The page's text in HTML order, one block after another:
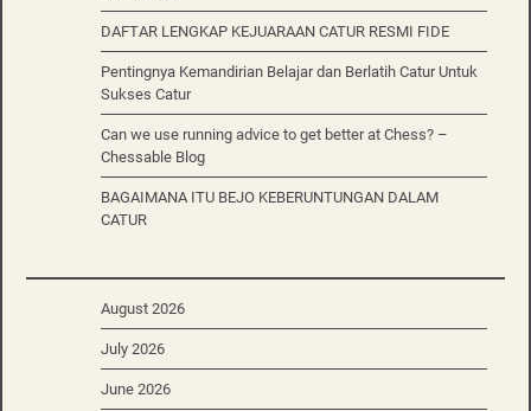
DAFTAR LENGKAP KEJUARAAN CATUR RESMI FIDE
Pentingnya Kemandirian Belajar dan Berlatih Catur Untuk
Sukses Catur
Can we use running advice to get better at Chess? –
Chessable Blog
BAGAIMANA ITU BEJO KEBERUNTUNGAN DALAM
CATUR
August 2026
July 2026
June 2026